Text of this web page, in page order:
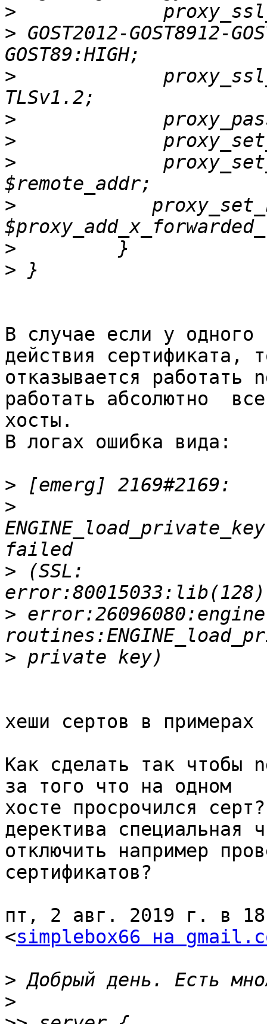
>
> GOST2012-GOST8912-
>
>
>
>
>
>
>
В случае если у одного
действия сертификата,
отказывается
работать абсолютно
хосты.
В логах ошибка вида:
>
>
> (SSL:
> error:26096080:engine
>
хеши сертов в примерах
Как сделать так чтобы
за того что на одном
хосте просрочился
деректива специальная
отключить например
сертификатов?
пт, 2 авг. 2019 г. в
<simplebox66 на
>
>